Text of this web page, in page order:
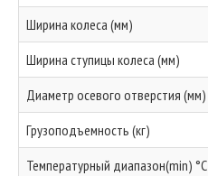
Ширина колеса (мм)
Ширина ступицы колеса (мм)
Диаметр осевого отверстия (мм)
Грузоподъемность (кг)
Температурный диапазон(min) °C